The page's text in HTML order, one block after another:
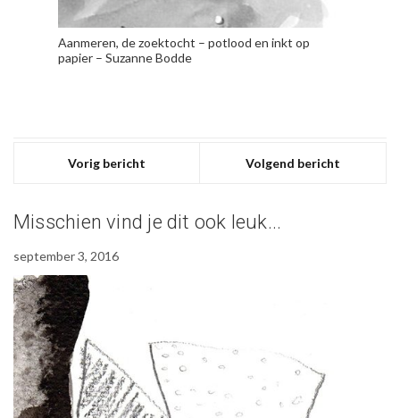
Aanmeren, de zoektocht – potlood en inkt op
papier – Suzanne Bodde
Vorig bericht Volgend bericht
Misschien vind je dit ook leuk...
september 3, 2016